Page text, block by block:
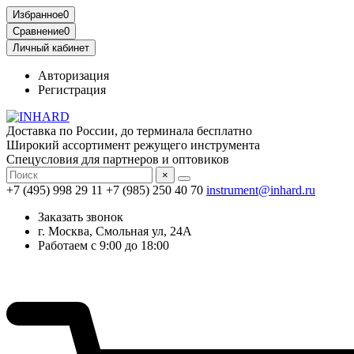
Избранное0
Сравнение0
Личный кабинет
Авторизация
Регистрация
Доставка по России, до терминала бесплатно
Широкий ассортимент режущего инструмента
Спецусловия для партнеров и оптовиков
×
+7 (495) 998 29 11 +7 (985) 250 40 70 instrument@inhard.ru
Заказать звонок
г. Москва, Смольная ул, 24А
Работаем с 9:00 до 18:00